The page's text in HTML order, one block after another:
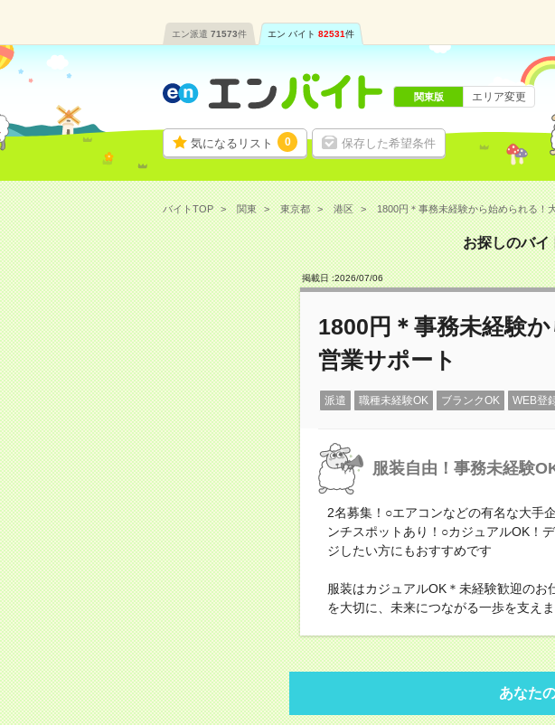
エン派遣 71573件 エン バイト 82531件
気になるリスト 0 保存した希望条件
関東版 エリア変更
バイトTOP 関東 東京都 港区 1800円＊事務未経験から始められる！
お探しのバイ
掲載日 :2026/07/06
1800円＊事務未経験
営業サポート
派遣 職種未経験OK ブランクOK WEB登
服装自由！事務未経験
2名募集！○エアコンなどの有名な大手
ンチスポットあり！○カジュアルOK！
ジしたい方にもおすすめです
服装はカジュアルOK＊未経験歓迎のお
を大切に、未来につながる一歩を支えま
あなた